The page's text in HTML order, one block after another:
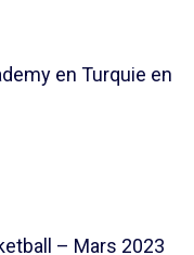
en Turquie en
– Mars 2023